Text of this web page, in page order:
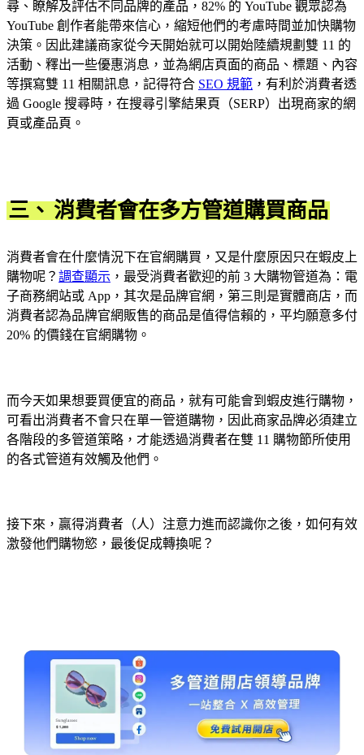
尋、瞭解及評估不同品牌的產品，82% 的 YouTube 觀眾認為
YouTube 創作者能帶來信心，縮短他們的考慮時間並加快購物
決策。因此建議商家從今天開始就可以開始陸續規劃雙 11 的
活動、釋出一些優惠消息，並為網店頁面的商品、標題、內容
等撰寫雙 11 相關訊息，記得符合 SEO 規範 ，有利於消費者透
過 Google 搜尋時，在搜尋引擎結果頁（SERP）出現商家的網
頁或產品頁。
三、 消費者會在多方管道購買商品
消費者會在什麼情況下在官網購買，又是什麼原因只在蝦皮上
購物呢？ 調查顯示 ，最受消費者歡迎的前 3 大購物管道為：電
子商務網站或 App，其次是品牌官網，第三則是實體商店，而
消費者認為品牌官網販售的商品是值得信賴的，平均願意多付
20% 的價錢在官網購物。
而今天如果想要買便宜的商品，就有可能會到蝦皮進行購物，
可看出消費者不會只在單一管道購物，因此商家品牌必須建立
各階段的多管道策略，才能透過消費者在雙 11 購物節所使用
的各式管道有效觸及他們。
接下來，贏得消費者（人）注意力進而認識你之後，如何有效
激發他們購物慾，最後促成轉換呢？